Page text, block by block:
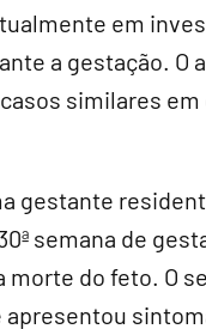
em
a gestação. O
similares
gestante
semana de
do feto. O